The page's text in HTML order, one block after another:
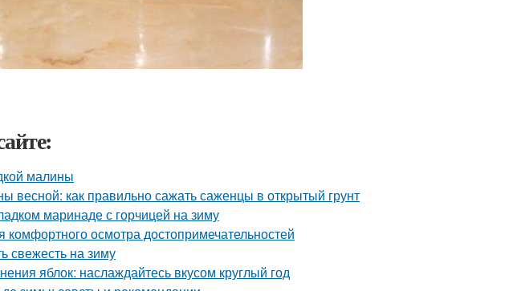
малины
весной: как правильно сажать саженцы в открытый грунт
маринаде с горчицей на зиму
осмотра достопримечательностей
свежесть на зиму
яблок: наслаждайтесь вкусом круглый год